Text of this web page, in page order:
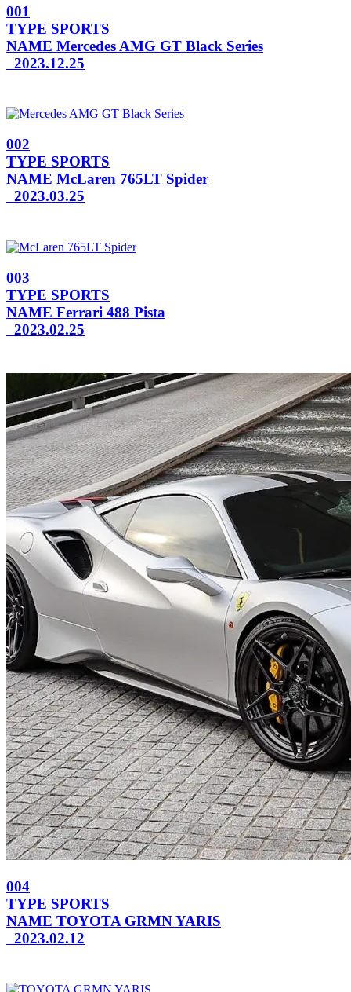
001
TYPE SPORTS
NAME Mercedes AMG GT Black Series
2023.12.25
002
TYPE SPORTS
NAME McLaren 765LT Spider
2023.03.25
003
TYPE SPORTS
NAME Ferrari 488 Pista
2023.02.25
004
TYPE SPORTS
NAME TOYOTA GRMN YARIS
2023.02.12